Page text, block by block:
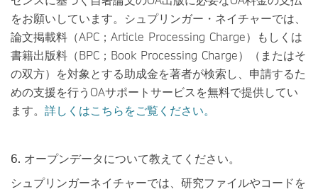
をお願いしています。シュプリンガー・ネイチャーでは、
論文掲載料（APC；Article Processing Charge）もしくは
書籍出版料（BPC；Book Processing Charge）（またはそ
の双方）を対象とする助成金を著者が検索し、申請するた
めの支援を行うOAサポートサービスを無料で提供してい
ます。 詳しくはこちらをご覧ください。
6. オープンデータについて教えてください。
シュプリンガーネイチャーでは、研究ファイルやコードを